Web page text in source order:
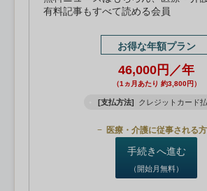
有料記事もすべて読める会員
お得な年額プラン
46,000円／年
（1ヵ月あたり 約3,800円）
[支払方法] クレジットカード
医療・介護に従事される方
手続きへ進む
（開始月無料）